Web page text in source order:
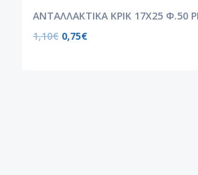
ΑΝΤΑΛΛΑΚΤΙΚΑ ΚΡΙΚ 17Χ25 Φ.50
1,10€ 0,75€